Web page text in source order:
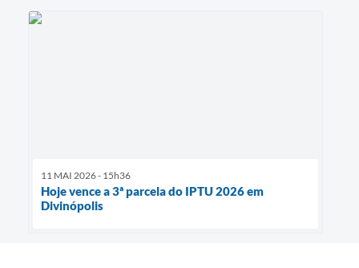
11 MAI 2026 - 15h36
Hoje vence a 3ª parcela do IPTU 2026 em
Divinópolis